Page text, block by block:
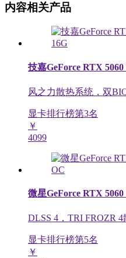
内容相关产品
技嘉GeForce RTX
风之力散热系统，双
显卡排行榜第3名
￥
4099
微星GeForce RTX
DLSS 4，TRI FROZR
显卡排行榜第5名
￥